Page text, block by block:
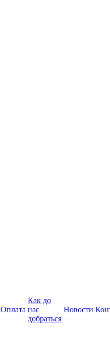
Оплата
Как до
нас
добраться
Новости